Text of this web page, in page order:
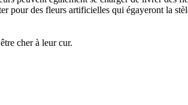
pour des fleurs artificielles qui égayeront la
cher à leur cur.